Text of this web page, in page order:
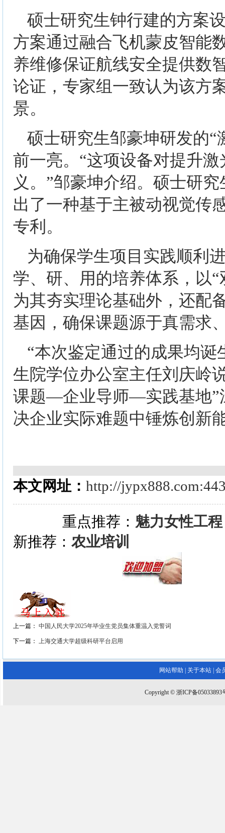
硕士研究生钟行建的方案
方案通过融合飞机蒙皮智能
养维修保证航线安全提供数
论证，专家组一致认为该方
景。
硕士研究生邹豪坤研发的
前一亮。“这项设备对提升
义。”邹豪坤介绍。硕士研
出了一种基于主被动视觉传
专利。
为确保学生项目实践顺利
学、研、用的培养体系，以
为其夯实理论基础外，还配
基因，确保课题源于真需求
“本次鉴定通过的成果均
生院学位办公室主任刘庆岭
课题—企业导师—实践基地”
决企业实际难题中锤炼创新
本文网址： http://
重点推荐： 魅力女性工程
新推荐： 农业培训
上一篇： 中国人民大学2025年毕业生党员集体重温入党誓词
下一篇： 上海交通大学超级科研平台启用
网站帮助 关于本站 会
Copyright © 浙ICP备05033893